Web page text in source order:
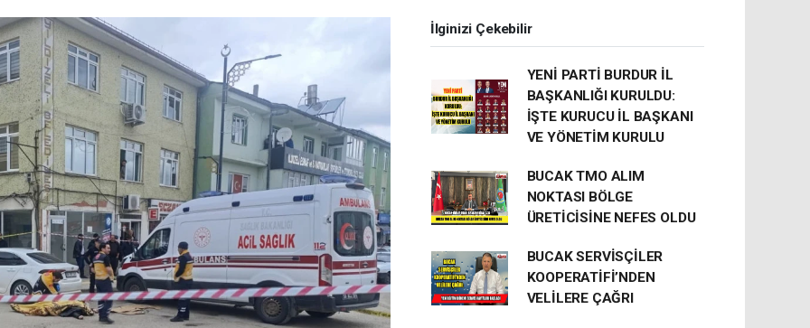
İlginizi Çekebilir
YENİ PARTİ BURDUR İL
BAŞKANLIĞI KURULDU:
İŞTE KURUCU İL BAŞKANI
VE YÖNETİM KURULU
BUCAK TMO ALIM
NOKTASI BÖLGE
ÜRETİCİSİNE NEFES OLDU
BUCAK SERVİSÇİLER
KOOPERATİFİ’NDEN
VELİLERE ÇAĞRI